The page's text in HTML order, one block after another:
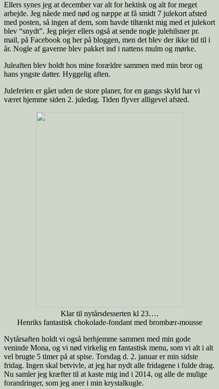
Ellers synes jeg at december var alt for hektisk og alt for meget
arbejde. Jeg nåede med nød og næppe at få smidt 7 julekort afsted
med posten, så ingen af dem, som havde tiltænkt mig med et julekort
blev “snydt”. Jeg plejer ellers også at sende nogle julehilsner pr.
mail, på Facebook og her på bloggen, men det blev der ikke tid til i
år. Nogle af gaverne blev pakket ind i nattens mulm og mørke.
Juleaften blev holdt hos mine forældre sammen med min bror og
hans yngste datter. Hyggelig aften.
Juleferien er gået uden de store planer, for en gangs skyld har vi
været hjemme siden 2. juledag. Tiden flyver alligevel afsted.
Klar til nytårsdesserten kl 23….
Henriks fantastisk chokolade-fondant med brombær-mousse
Nytårsaften holdt vi også herhjemme sammen med min gode
veninde Mona, og vi nød virkelig en fantastisk menu, som vi alt i alt
vel brugte 5 timer på at spise. Torsdag d. 2. januar er min sidste
fridag. Ingen skal betvivle, at jeg har nydt alle fridagene i fulde drag.
Nu samler jeg kræfter til at kaste mig ind i 2014, og alle de mulige
forandringer, som jeg aner i min krystalkugle.